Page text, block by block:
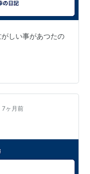
しい事があつたの
7ヶ月前